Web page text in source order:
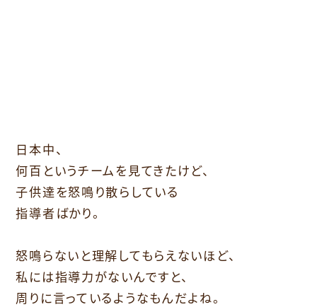
日本中、
何百というチームを見てきたけど、
子供達を怒鳴り散らしている
指導者ばかり。
怒鳴らないと理解してもらえないほど、
私には指導力がないんですと、
周りに言っているようなもんだよね。